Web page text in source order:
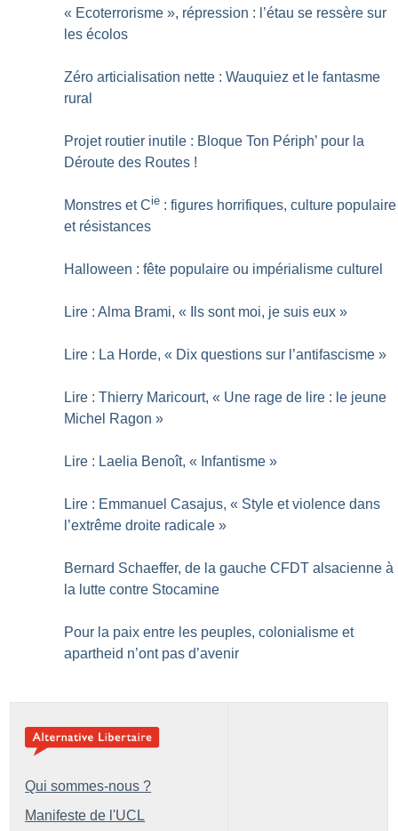
« Ecoterrorisme », répression : l’étau se ressère sur
les écolos
Zéro articialisation nette : Wauquiez et le fantasme
rural
Projet routier inutile : Bloque Ton Périph’ pour la
Déroute des Routes !
Monstres et Cie : figures horrifiques, culture populaire
et résistances
Halloween : fête populaire ou impérialisme culturel
Lire : Alma Brami, « Ils sont moi, je suis eux »
Lire : La Horde, « Dix questions sur l’antifascisme »
Lire : Thierry Maricourt, « Une rage de lire : le jeune
Michel Ragon »
Lire : Laelia Benoît, « Infantisme »
Lire : Emmanuel Casajus, « Style et violence dans
l’extrême droite radicale »
Bernard Schaeffer, de la gauche CFDT alsacienne à
la lutte contre Stocamine
Pour la paix entre les peuples, colonialisme et
apartheid n’ont pas d’avenir
Qui sommes-nous ?
Manifeste de l'UCL